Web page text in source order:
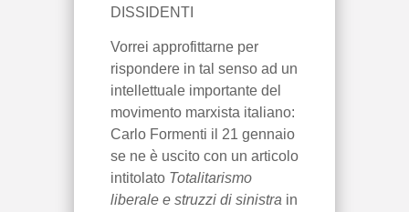
DISSIDENTI
Vorrei approfittarne per
rispondere in tal senso ad un
intellettuale importante del
movimento marxista italiano:
Carlo Formenti il 21 gennaio
se ne è uscito con un articolo
intitolato Totalitarismo
liberale e struzzi di sinistra in